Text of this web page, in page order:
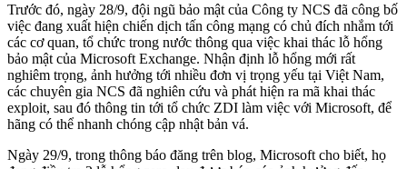
Trước đó, ngày 28/9, đội ngũ bảo mật của Công ty NCS đã công bố
việc đang xuất hiện chiến dịch tấn công mạng có chủ đích nhắm tới
các cơ quan, tổ chức trong nước thông qua việc khai thác lỗ hổng
bảo mật của Microsoft Exchange. Nhận định lỗ hổng mới rất
nghiêm trọng, ảnh hưởng tới nhiều đơn vị trọng yếu tại Việt Nam,
các chuyên gia NCS đã nghiên cứu và phát hiện ra mã khai thác
exploit, sau đó thông tin tới tổ chức ZDI làm việc với Microsoft, để
hãng có thể nhanh chóng cập nhật bản vá.
Ngày 29/9, trong thông báo đăng trên blog, Microsoft cho biết, họ